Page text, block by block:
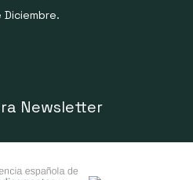
Newsletter